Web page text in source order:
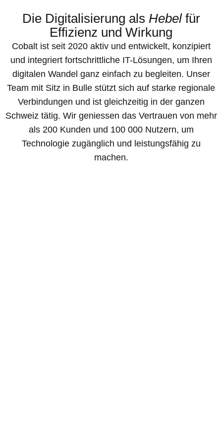
Die Digitalisierung als Hebelfür
Effizienz und Wirkung
Cobalt ist seit 2020 aktiv und entwickelt, konzipiert
und integriert fortschrittliche IT-Lösungen, um Ihren
digitalen Wandel ganz einfach zu begleiten. Unser
Team mit Sitz in Bulle stützt sich auf starke regionale
Verbindungen und ist gleichzeitig in der ganzen
Schweiz tätig. Wir geniessen das Vertrauen von mehr
als 200 Kunden und 100 000 Nutzern, um
Technologie zugänglich und leistungsfähig zu
machen.